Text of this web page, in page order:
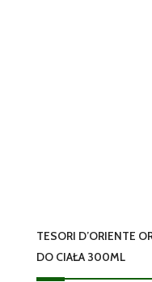
TESORI D’ORIENTE
DO CIAŁA 300ML